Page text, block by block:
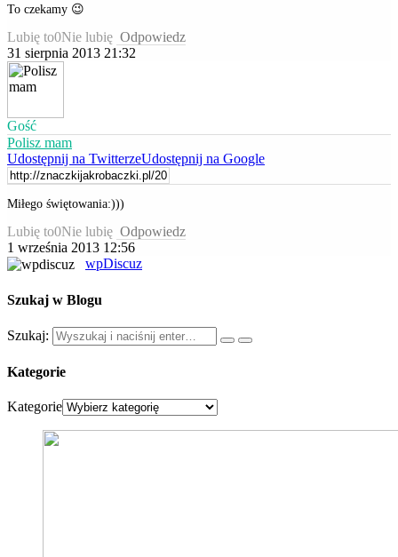
To czekamy 😉
Lubię to0Nie lubię Odpowiedz
31 sierpnia 2013 21:32
Gość
Polisz mam
Udostępnij na TwitterzeUdostępnij na Google
Miłego świętowania:)))
Lubię to0Nie lubię Odpowiedz
1 września 2013 12:56
wpDiscuz
Szukaj w Blogu
Szukaj:
Kategorie
Kategorie